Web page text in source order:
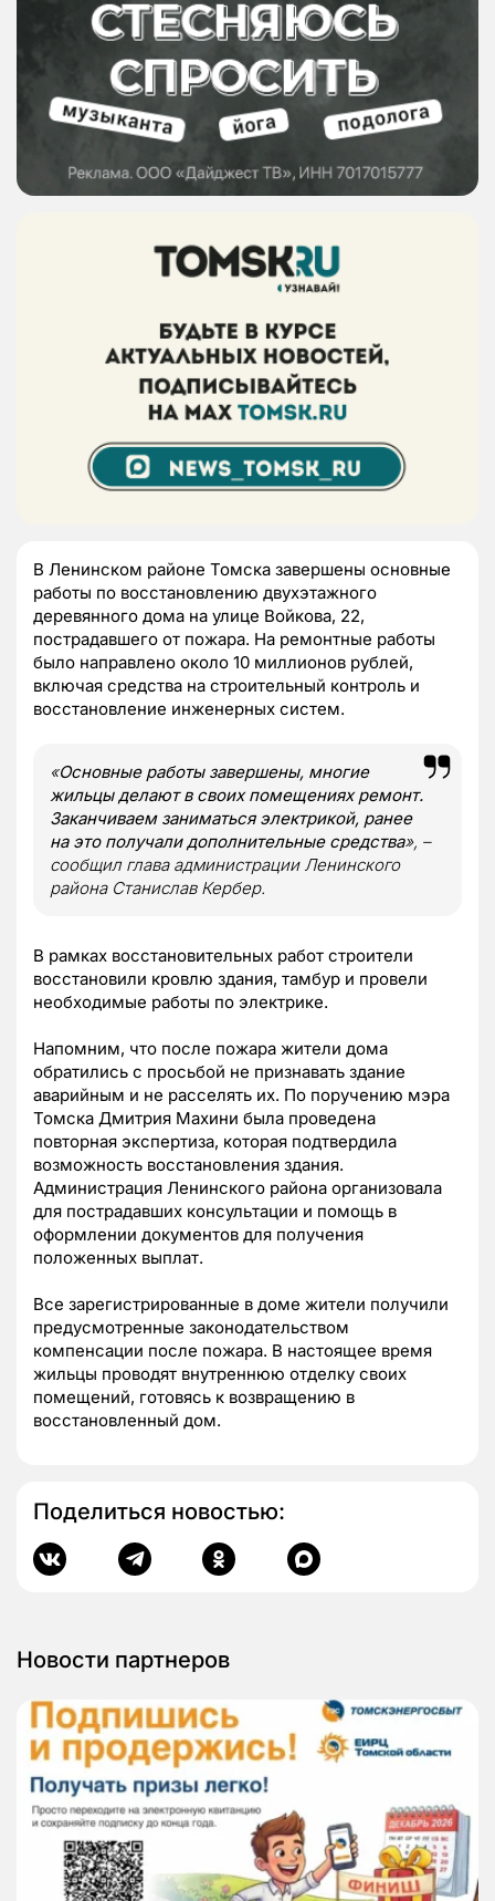
В Ленинском районе Томска завершены основные
работы по восстановлению двухэтажного
деревянного дома на улице Войкова, 22,
пострадавшего от пожара. На ремонтные работы
было направлено около 10 миллионов рублей,
включая средства на строительный контроль и
восстановление инженерных систем.
«Основные работы завершены, многие
жильцы делают в своих помещениях ремонт.
Заканчиваем заниматься электрикой, ранее
на это получали дополнительные средства», –
сообщил глава администрации Ленинского
района Станислав Кербер.
В рамках восстановительных работ строители
восстановили кровлю здания, тамбур и провели
необходимые работы по электрике.
Напомним, что после пожара жители дома
обратились с просьбой не признавать здание
аварийным и не расселять их. По поручению мэра
Томска Дмитрия Махини была проведена
повторная экспертиза, которая подтвердила
возможность восстановления здания.
Администрация Ленинского района организовала
для пострадавших консультации и помощь в
оформлении документов для получения
положенных выплат.
Все зарегистрированные в доме жители получили
предусмотренные законодательством
компенсации после пожара. В настоящее время
жильцы проводят внутреннюю отделку своих
помещений, готовясь к возвращению в
восстановленный дом.
Поделиться новостью:
Новости партнеров